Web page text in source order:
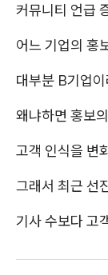
커뮤니티 언급
어느 기업의 홍
대부분 B기업
왜냐하면 홍보
고객 인식을 변
그래서 최근 선
기사 수보다 고